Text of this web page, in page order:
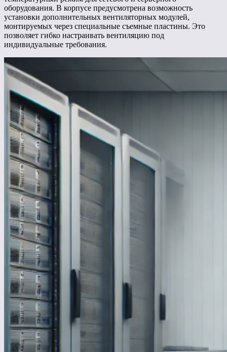
оборудования. В корпусе предусмотрена возможность
установки дополнительных вентиляторных модулей,
монтируемых через специальные съемные пластины. Это
позволяет гибко настраивать вентиляцию под
индивидуальные требования.